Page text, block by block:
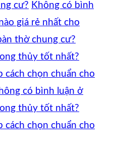
cư? Không có bình
giá rẻ nhất cho
thờ chung cư?
thủy tốt nhất?
cách chọn chuẩn cho
có bình luận ở
thủy tốt nhất?
cách chọn chuẩn cho